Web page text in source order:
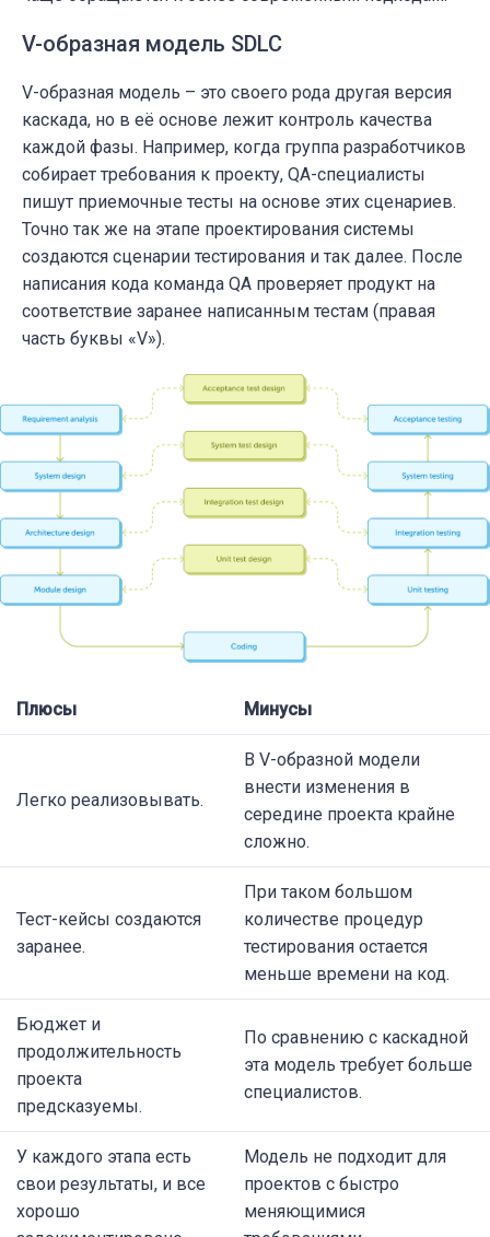
V-образная модель SDLC
V-образная модель – это своего рода другая версия
каскада, но в её основе лежит контроль качества
каждой фазы. Например, когда группа разработчиков
собирает требования к проекту, QA-специалисты
пишут приемочные тесты на основе этих сценариев.
Точно так же на этапе проектирования системы
создаются сценарии тестирования и так далее. После
написания кода команда QA проверяет продукт на
соответствие заранее написанным тестам (правая
часть буквы «V»).
Плюсы Минусы
Легко реализовывать.
В V-образной модели
внести изменения в
середине проекта крайне
сложно.
Тест-кейсы создаются
заранее.
При таком большом
количестве процедур
тестирования остается
меньше времени на код.
Бюджет и
продолжительность
проекта
предсказуемы.
По сравнению с каскадной
эта модель требует больше
специалистов.
У каждого этапа есть
свои результаты, и все
хорошо
Модель не подходит для
проектов с быстро
меняющимися